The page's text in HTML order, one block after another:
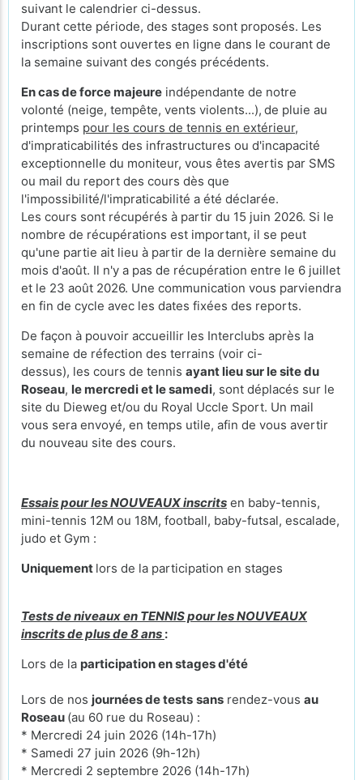
suivant le calendrier ci-dessus.
Durant cette période, des stages sont proposés. Les
inscriptions sont ouvertes en ligne dans le courant de
la semaine suivant des congés précédents.
En cas de force majeure indépendante de notre
volonté (neige, tempête, vents violents...), de pluie au
printemps pour les cours de tennis en extérieur,
d'impraticabilités des infrastructures ou d'incapacité
exceptionnelle du moniteur, vous êtes avertis par SMS
ou mail du report des cours dès que
l'impossibilité/l'impraticabilité a été déclarée.
Les cours sont récupérés à partir du 15 juin 2026. Si le
nombre de récupérations est important, il se peut
qu'une partie ait lieu à partir de la dernière semaine du
mois d'août. Il n'y a pas de récupération entre le 6 juillet
et le 23 août 2026. Une communication vous parviendra
en fin de cycle avec les dates fixées des reports.
De façon à pouvoir accueillir les Interclubs après la
semaine de réfection des terrains (voir ci-
dessus), les cours de tennis ayant lieu sur le site du
Roseau, le mercredi et le samedi, sont déplacés sur le
site du Dieweg et/ou du Royal Uccle Sport. Un mail
vous sera envoyé, en temps utile, afin de vous avertir
du nouveau site des cours.
Essais pour les NOUVEAUX inscrits en baby-tennis,
mini-tennis 12M ou 18M, football, baby-futsal, escalade,
judo et Gym :
Uniquement lors de la participation en stages
Tests de niveaux en TENNIS pour les NOUVEAUX
inscrits de plus de 8 ans :
Lors de la participation en stages d'été
Lors de nos journées de tests sans rendez-vous au
Roseau (au 60 rue du Roseau) :
* Mercredi 24 juin 2026 (14h-17h)
* Samedi 27 juin 2026 (9h-12h)
* Mercredi 2 septembre 2026 (14h-17h)